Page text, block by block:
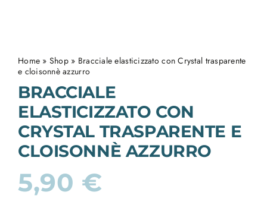
Home » Shop» Bracciale elasticizzato con Crystal trasparente
e cloisonnè azzurro
BRACCIALE
ELASTICIZZATO CON
CRYSTAL TRASPARENTE E
CLOISONNÈ AZZURRO
5,90 €